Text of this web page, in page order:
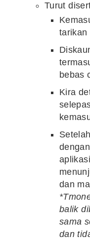
Turut
tarikan
bebas
Kira
dan
balik
sama
dan